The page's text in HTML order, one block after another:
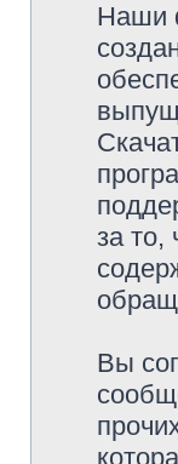
Наши
за то,
Вы